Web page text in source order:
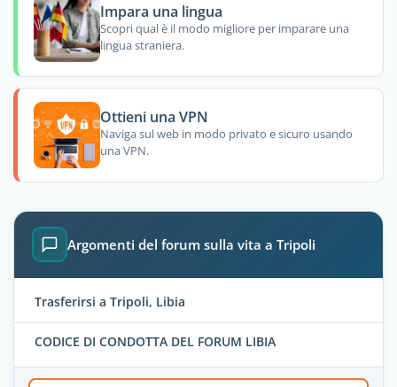
Impara una lingua
Scopri qual è il modo migliore per imparare una
lingua straniera.
Ottieni una VPN
Naviga sul web in modo privato e sicuro usando
una VPN.
Argomenti del forum sulla vita a Tripoli
Trasferirsi a Tripoli, Libia
CODICE DI CONDOTTA DEL FORUM LIBIA